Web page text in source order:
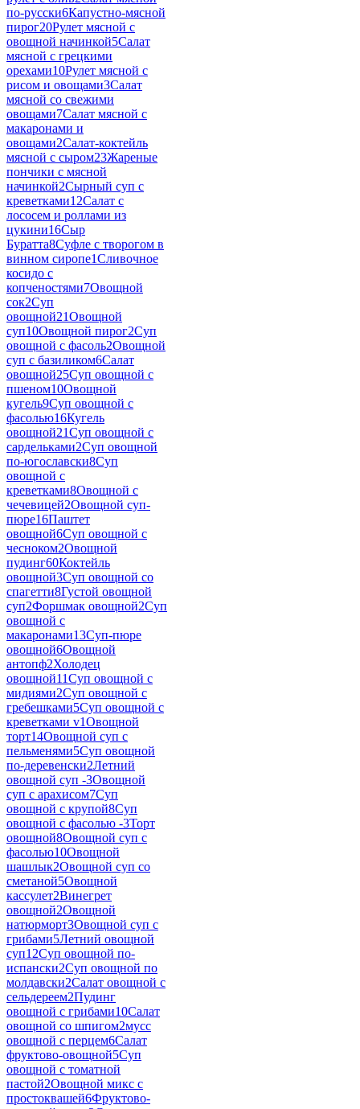
по-русски6Капустно-мясной
пирог20Рулет мясной с
овощной начинкой5Салат
мясной с грецкими
орехами10Рулет мясной с
рисом и овощами3Салат
мясной со свежими
овощами7Салат мясной с
макаронами и
овощами2Салат-коктейль
мясной с сыром23Жареные
пончики с мясной
начинкой2Сырный суп с
креветками12Салат с
лососем и роллами из
цукини16Сыр
Буратта8Суфле с творогом в
винном сиропе1Сливочное
косидо с
копченостями7Овощной
сок2Суп
овощной21Овощной
суп10Овощной пирог2Суп
овощной с фасоль2Овощной
суп с базиликом6Салат
овощной25Суп овощной с
пшеном10Овощной
кугель9Суп овощной с
фасолью16Кугель
овощной21Суп овощной с
сардельками2Суп овощной
по-югославски8Суп
овощной с
креветками8Овощной с
чечевицей2Овощной суп-
пюре16Паштет
овощной6Суп овощной с
чесноком2Овощной
пудинг60Коктейль
овощной3Суп овощной со
спагетти8Густой овощной
суп2Форшмак овощной2Суп
овощной с
макаронами13Суп-пюре
овощной6Овощной
антопф2Холодец
овощной11Суп овощной с
мидиями2Суп овощной с
гребешками5Суп овощной с
креветками v1Овощной
торт14Овощной суп с
пельменями5Суп овощной
по-деревенски2Летний
овощной суп -3Овощной
суп с арахисом7Суп
овощной с крупой8Суп
овощной с фасолью -3Торт
овощной8Овощной суп с
фасолью10Овощной
шашлык2Овощной суп со
сметаной5Овощной
кассулет2Винегрет
овощной2Овощной
натюрморт3Овощной суп с
грибами5Летний овощной
суп12Суп овощной по-
испански2Суп овощной по
молдавски2Салат овощной с
сельдереем2Пудинг
овощной с грибами10Салат
овощной со шпигом2мусс
овощной с перцем6Салат
фруктово-овощной5Суп
овощной с томатной
пастой2Овощной микс с
простоквашей6Фруктово-